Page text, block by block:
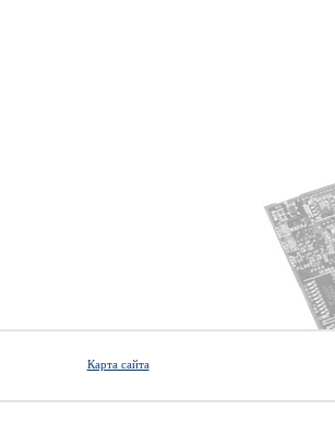
Карта сайта